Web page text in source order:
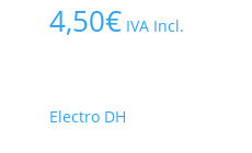
4,50€ IVA Incl.
Electro DH